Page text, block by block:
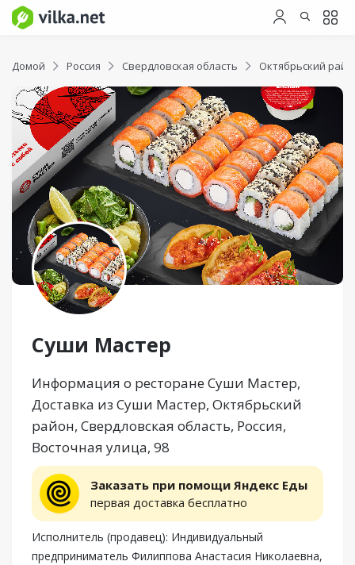
Домой Россия Свердловская область Октябрьский
Суши Мастер
Информация о ресторане Суши Мастер,
Доставка из Суши Мастер, Октябрьский
район, Свердловская область, Россия,
Восточная улица, 98
Заказать при помощи Яндекс Еды
первая доставка бесплатно
Исполнитель (продавец): Индивидуальный
предприниматель Филиппова Анастасия Николаевна,